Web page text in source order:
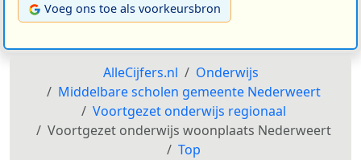
Voeg ons toe als voorkeursbron
AlleCijfers.nl
Onderwijs
Middelbare scholen gemeente Nederweert
Voortgezet onderwijs regionaal
Voortgezet onderwijs woonplaats Nederweert
Top